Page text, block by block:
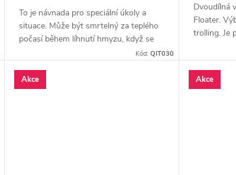
To je návnada pro speciální úkoly a
situace. Může být smrtelný za teplého
počasí během líhnutí hmyzu, když se
Kód: QIT030
Dvoudílná
Floater.
trolling. Je
jsou dravci
Akce Akce